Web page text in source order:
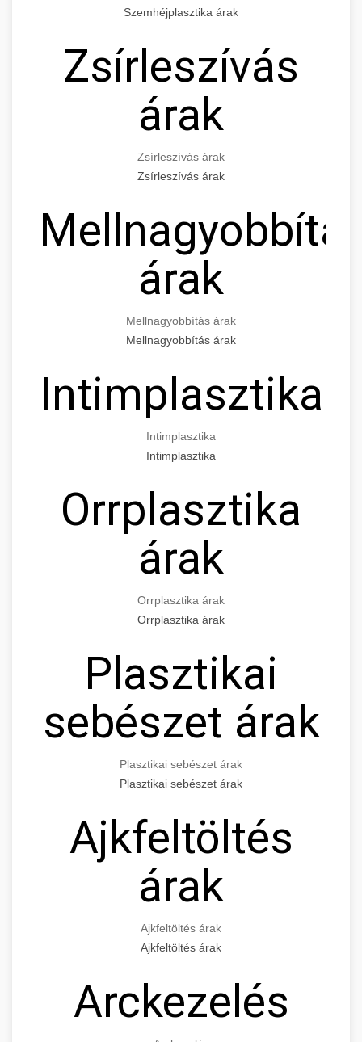
Szemhéjplasztika árak
Zsírleszívás
árak
Zsírleszívás árak
Zsírleszívás árak
árak
Mellnagyobbítás árak
Mellnagyobbítás árak
Intimplasztika
Intimplasztika
Intimplasztika
Orrplasztika
árak
Orrplasztika árak
Orrplasztika árak
Plasztikai
sebészet árak
Plasztikai sebészet árak
Plasztikai sebészet árak
Ajkfeltöltés
árak
Ajkfeltöltés árak
Ajkfeltöltés árak
Arckezelés